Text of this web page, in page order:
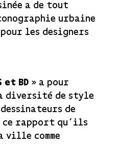
a de tout
urbaine
les designers
et BD » a pour
diversité de style
de
ce rapport qu’ils
comme